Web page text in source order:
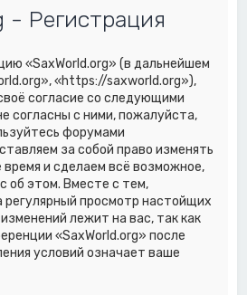
- Регистрация
«SaxWorld.org» (в дальнейшем
«https://saxworld.org»),
согласие со следующими
согласны с ними, пожалуйста,
форумами
за собой право изменять
и сделаем всё возможное,
об этом. Вместе с тем,
регулярный просмотр настойщих
лежит на вас, так как
«SaxWorld.org» после
условий означает ваше